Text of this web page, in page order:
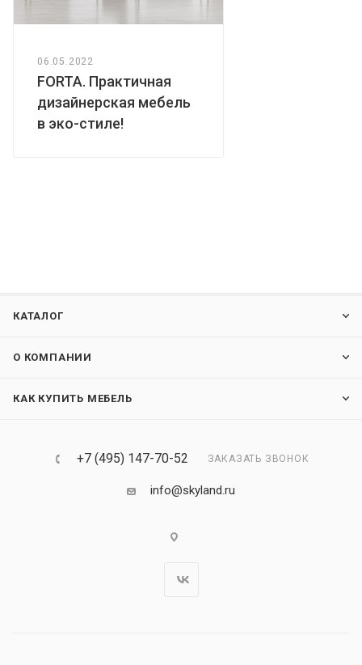
06.05.2022
FORTA. Практичная
дизайнерская мебель
в эко-стиле!
КАТАЛОГ
О КОМПАНИИ
КАК КУПИТЬ МЕБЕЛЬ
+7 (495) 147-70-52 ЗАКАЗАТЬ ЗВОНОК
info@skyland.ru